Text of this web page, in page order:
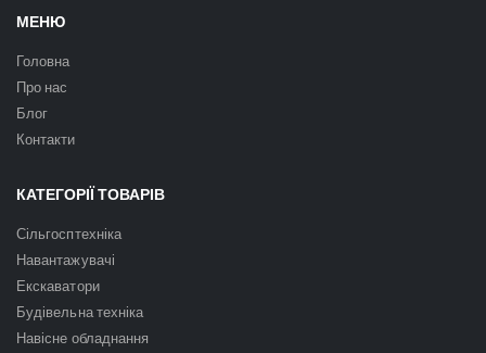
МЕНЮ
Головна
Про нас
Блог
Контакти
КАТЕГОРІЇ ТОВАРІВ
Сільгосптехніка
Навантажувачі
Екскаватори
Будівельна техніка
Навісне обладнання